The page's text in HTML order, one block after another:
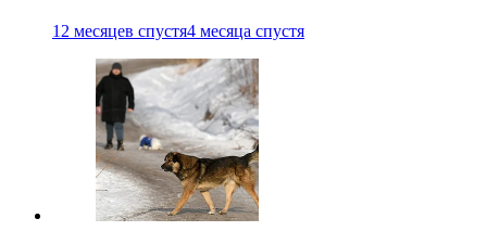
12 месяцев спустя4 месяца спустя